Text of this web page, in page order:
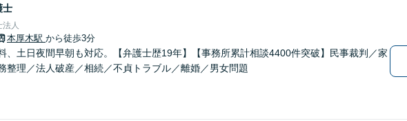
士
法人
本厚木駅 から徒歩3分
、土日夜間早朝も対応。【弁護士歴19年】【事務所累計相談4400件突破】民事裁判／家
整理／法人破産／相続／不貞トラブル／離婚／男女問題